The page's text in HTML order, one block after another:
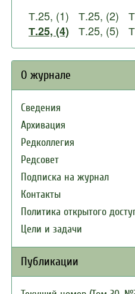
Т.25, (1) Т.25, (2)
Т.25, (4)
Т.25, (5)
О журнале
Сведения
Архивация
Редколлегия
Редсовет
Подписка на журнал
Контакты
Политика открытого
Цели и задачи
Публикации